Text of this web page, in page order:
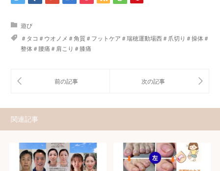
遊び
＃タコ＃ウオノメ＃角質＃フットケア＃瑞穂運動場西＃爪切り＃操体＃
整体＃腰痛＃肩こり＃膝痛
関連記事